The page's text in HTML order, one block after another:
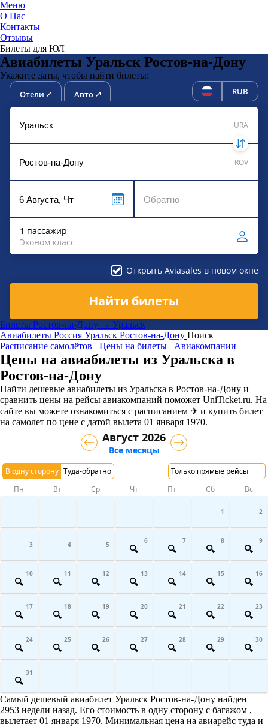
Меню
О Нас
Контакты
Отзывы
Билеты для ЮЛ
Авиабилеты Уральск Ростов-на-Дону
Укажите даты, чтобы найти билеты:
Отели Авто RUB
URA
ROV
1 пассажир
Эконом класс
Открыть Aviasales в новом окне
Найти билеты
Билеты Ростов-на-Дону → Уральск
Авиабилеты Россия Уральск Ростов-на-Дону Поиск
Расписание самолётов
Цены на билеты Авиакомпании
Цены на авиабилеты из Уральска в
Ростов-на-Дону
Найти дешевые авиабилеты из Уральска в Ростов-на-Дону и
сравнить цены на рейсы авиакомпаний поможет UniTicket.ru. На
сайте вы можете ознакомиться с расписанием ✈ и купить билет
на самолет по цене с датой вылета 01 января 1970.
В одну сторону Туда-обратно Только прямые рейсы
Август 2026
Все месяцы
Пн Вт Ср Чт Пт Сб Вс
1 2
3 4 5 6 7 8 9
10 11 12 13 14 15 16
17 18 19 20 21 22 23
24 25 26 27 28 29 30
31
Самый дешевый авиабилет Уральск Ростов-на-Дону найден
2953 недели назад. Его стоимость в одну сторону с багажом ,
вылетает 01 января 1970. Минимальная цена на авиарейс туда и